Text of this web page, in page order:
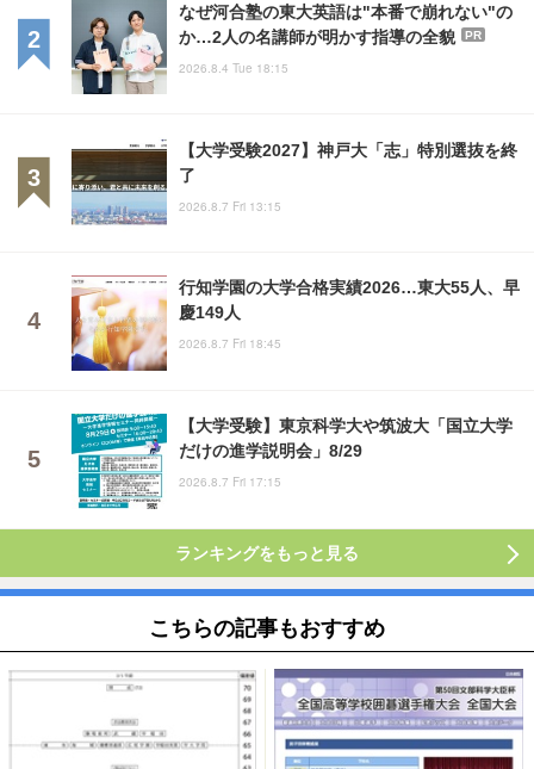
なぜ河合塾の東大英語は"本番で崩れない"の
か…2人の名講師が明かす指導の全貌
PR
2026.8.4 Tue 18:15
【大学受験2027】神戸大「志」特別選抜を終
了
2026.8.7 Fri 13:15
行知学園の大学合格実績2026…東大55人、早
慶149人
2026.8.7 Fri 18:45
【大学受験】東京科学大や筑波大「国立大学
だけの進学説明会」8/29
2026.8.7 Fri 17:15
ランキングをもっと見る
こちらの記事もおすすめ